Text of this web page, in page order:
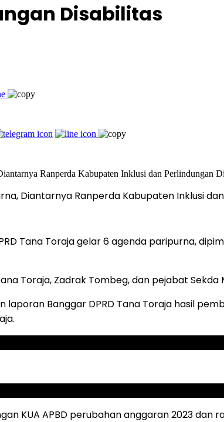
Disabilitas
Diantarnya Ranperda Kabupaten Inklusi
Tana Toraja gelar 6 agenda paripurna,
Toraja, Zadrak Tombeg, dan pejabat
Banggar DPRD Tana Toraja hasil
KUA APBD perubahan anggaran 2023 dan